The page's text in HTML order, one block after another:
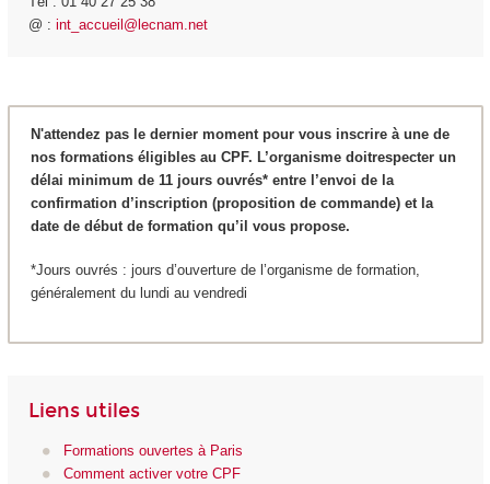
@ : int_accueil@lecnam.net
N'attendez pas le dernier moment pour vous inscrire à une de
nos formations éligibles au CPF. L’organisme doitrespecter un
délai minimum de 11 jours ouvrés* entre l’envoi de la
confirmation d’inscription (proposition de commande) et la
date de début de formation qu’il vous propose.
*Jours ouvrés : jours d’ouverture de l’organisme de formation,
généralement du lundi au vendredi
Liens utiles
Formations ouvertes à Paris
Comment activer votre CPF